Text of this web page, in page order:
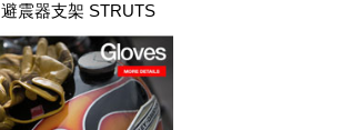
避震器支架 STRUTS